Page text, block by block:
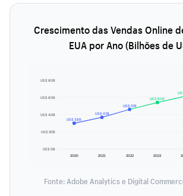
Crescimento das Vendas Online
EUA por Ano (Bilhões de
US$ 0B
US$ 20B
US$ 40B
US$ 60B
US$ 80B
US$ 38B
US$ 47B
US$ 57B
US$ 63B
2020 2021 2022 2023
Fonte: Adobe Analytics e Digital